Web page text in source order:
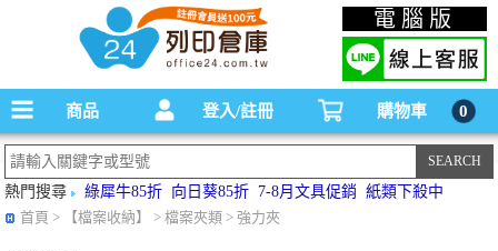
碳粉匣，墨水匣,原廠碳粉匣，副廠碳粉匣，環保碳粉匣,連續供墨印表機-office24列印
倉庫線上購物手機版
電腦版
商品 登入/註冊 購物車 0
熱門搜尋 綠犀牛85折 向日葵85折 7-8月文具促銷
紙類下殺中
首頁 > 【檔案收納】 > 檔案夾類 > 強力夾